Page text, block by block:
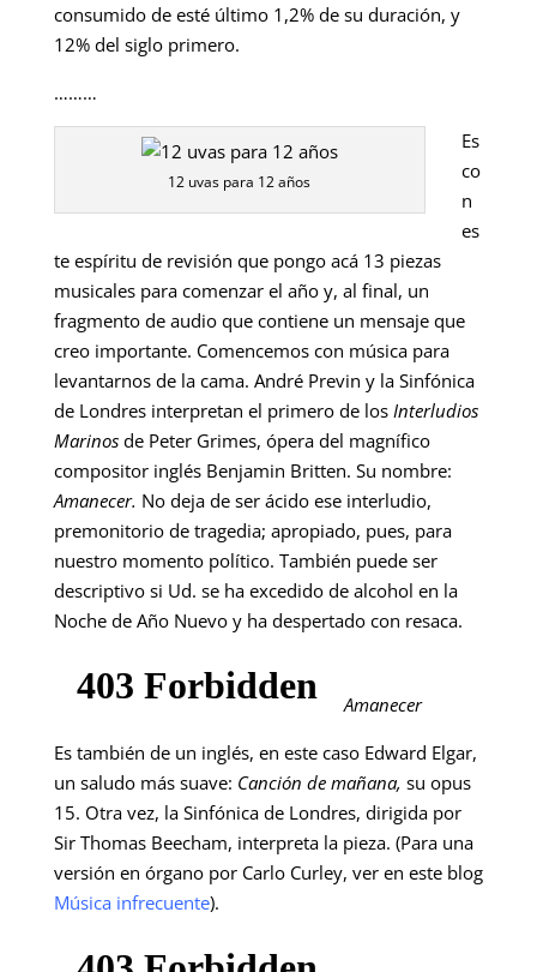
consumido de esté último 1,2% de su duración, y
12% del siglo primero.
………
12 uvas para 12 años
Es
co
n
es
te espíritu de revisión que pongo acá 13 piezas
musicales para comenzar el año y, al final, un
fragmento de audio que contiene un mensaje que
creo importante. Comencemos con música para
levantarnos de la cama. André Previn y la Sinfónica
de Londres interpretan el primero de los Interludios
Marinosde Peter Grimes, ópera del magnífico
compositor inglés Benjamin Britten. Su nombre:
Amanecer. No deja de ser ácido ese interludio,
premonitorio de tragedia; apropiado, pues, para
nuestro momento político. También puede ser
descriptivo si Ud. se ha excedido de alcohol en la
Noche de Año Nuevo y ha despertado con resaca.
Amanecer
Es también de un inglés, en este caso Edward Elgar,
un saludo más suave: Canción de mañana, su opus
15. Otra vez, la Sinfónica de Londres, dirigida por
Sir Thomas Beecham, interpreta la pieza. (Para una
versión en órgano por Carlo Curley, ver en este blog
Música infrecuente).